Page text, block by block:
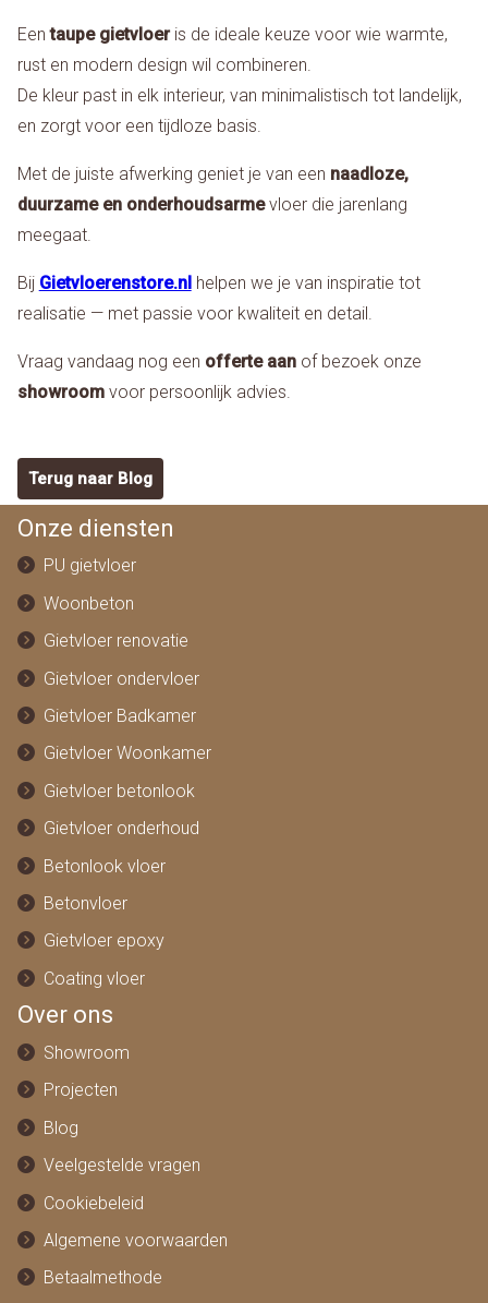
Eentaupe gietvloeris de ideale keuze voor wie warmte,
rust en modern design wil combineren.
De kleur past in elk interieur, van minimalistisch tot landelijk,
en zorgt voor een tijdloze basis.
Met de juiste afwerking geniet je van een naadloze,
duurzame en onderhoudsarmevloer die jarenlang
meegaat.
Bij Gietvloerenstore.nl helpen we je van inspiratie tot
realisatie — met passie voor kwaliteit en detail.
Vraag vandaag nog een offerte aanof bezoek onze
showroomvoor persoonlijk advies.
Terug naar Blog
Onze diensten
PU gietvloer
Woonbeton
Gietvloer renovatie
Gietvloer ondervloer
Gietvloer Badkamer
Gietvloer Woonkamer
Gietvloer betonlook
Gietvloer onderhoud
Betonlook vloer
Betonvloer
Gietvloer epoxy
Coating vloer
Over ons
Showroom
Projecten
Blog
Veelgestelde vragen
Cookiebeleid
Algemene voorwaarden
Betaalmethode